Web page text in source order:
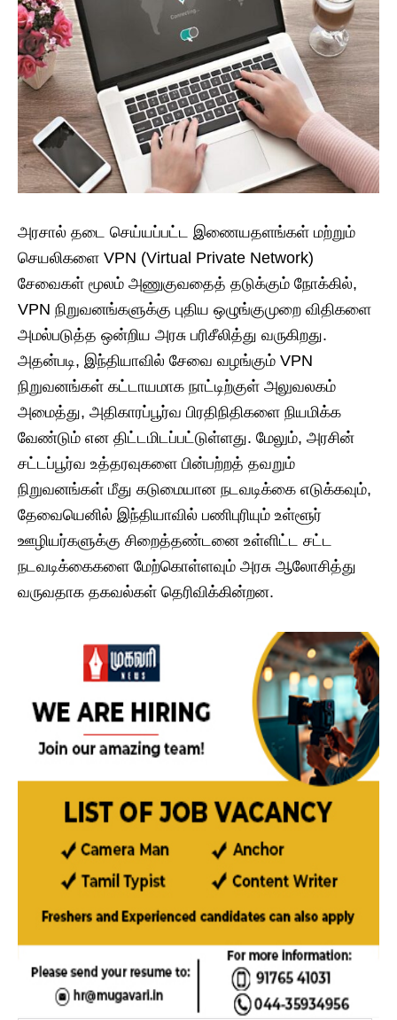
அரசால் தடை செய்யப்பட்ட இணையதளங்கள் மற்றும்
செயலிகளை VPN (Virtual Private Network)
சேவைகள் மூலம் அணுகுவதைத் தடுக்கும் நோக்கில்,
VPN நிறுவனங்களுக்கு புதிய ஒழுங்குமுறை விதிகளை
அமல்படுத்த ஒன்றிய அரசு பரிசீலித்து வருகிறது.
அதன்படி, இந்தியாவில் சேவை வழங்கும் VPN
நிறுவனங்கள் கட்டாயமாக நாட்டிற்குள் அலுவலகம்
அமைத்து, அதிகாரப்பூர்வ பிரதிநிதிகளை நியமிக்க
வேண்டும் என திட்டமிடப்பட்டுள்ளது. மேலும், அரசின்
சட்டப்பூர்வ உத்தரவுகளை பின்பற்றத் தவறும்
நிறுவனங்கள் மீது கடுமையான நடவடிக்கை எடுக்கவும்,
தேவையெனில் இந்தியாவில் பணிபுரியும் உள்ளூர்
ஊழியர்களுக்கு சிறைத்தண்டனை உள்ளிட்ட சட்ட
நடவடிக்கைகளை மேற்கொள்ளவும் அரசு ஆலோசித்து
வருவதாக தகவல்கள் தெரிவிக்கின்றன.